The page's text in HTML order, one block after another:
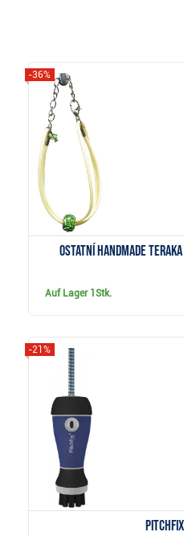
Ostatní Handmade
-36%
Auf Lager 1Stk.
-21%